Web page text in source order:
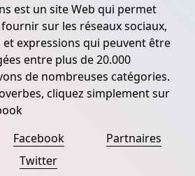
est un site Web qui permet
sur les réseaux sociaux,
expressions qui peuvent être
entre plus de 20.000
de nombreuses catégories.
cliquez simplement sur
Facebook
Twitter
Partnaires